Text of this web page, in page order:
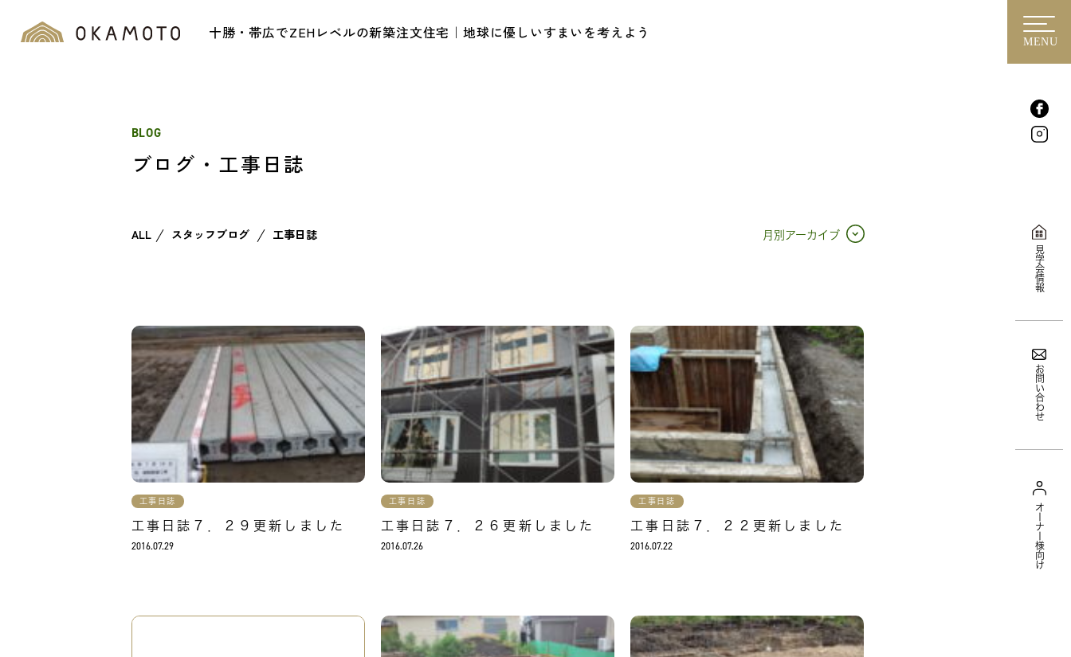
十勝・帯広でZEHレベルの新築注文住宅｜地球に優しいすまいを考えよう
MENU
見学会情報
お問い合わせ
オーナー様向け
BLOG
ブログ・工事日誌
ALL スタッフブログ 工事日誌 月別アーカイブ
工事日誌
工事日誌７．２９更新しました
2016.07.29
工事日誌
工事日誌７．２６更新しました
2016.07.26
工事日誌
工事日誌７．２２更新しました
2016.07.22